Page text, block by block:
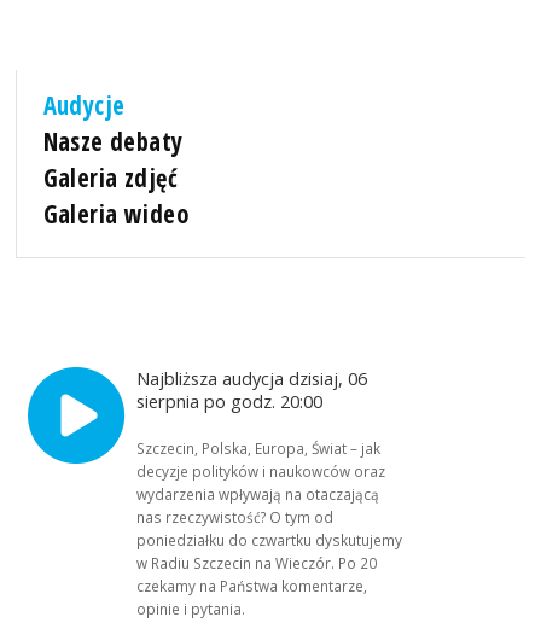
Audycje
Nasze debaty
Galeria zdjęć
Galeria wideo
Najbliższa audycja dzisiaj, 06
sierpnia po godz. 20:00
Szczecin, Polska, Europa, Świat – jak
decyzje polityków i naukowców oraz
wydarzenia wpływają na otaczającą
nas rzeczywistość? O tym od
poniedziałku do czwartku dyskutujemy
w Radiu Szczecin na Wieczór. Po 20
czekamy na Państwa komentarze,
opinie i pytania.